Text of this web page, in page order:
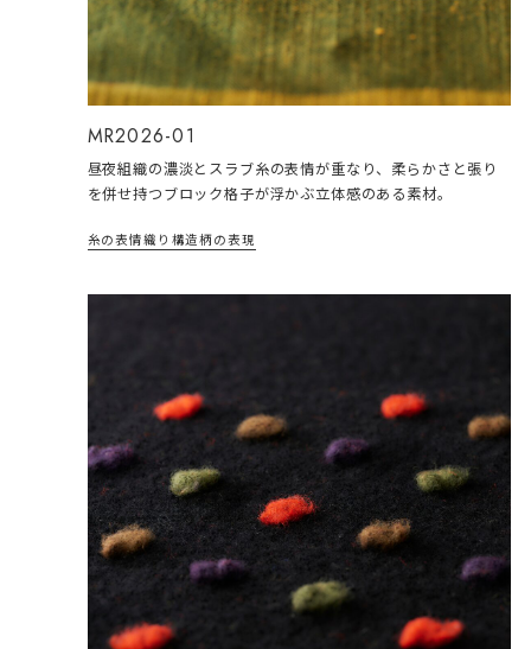
MR2026-01
昼夜組織の濃淡とスラブ糸の表情が重なり、柔らかさと張り
を併せ持つブロック格子が浮かぶ立体感のある素材。
糸の表情織り構造柄の表現